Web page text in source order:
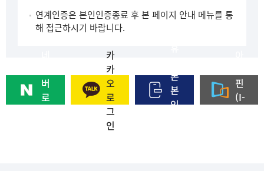
연계인증은 본인인증종료 후 본 페이지 안내 메뉴를 통
해 접근하시기 바랍니다.
버
로
카
카
오
로
그
인
폰
본
인
핀
(I-